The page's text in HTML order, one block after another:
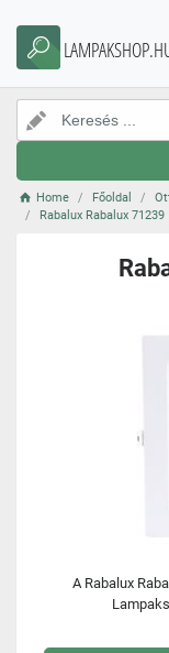
Home Főoldal
Rabalux Rabalux 71239
A Rabalux